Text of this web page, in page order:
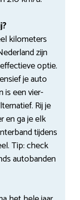
kilometers
zijn
optie.
je auto
is een vier-
Rij je
en ga je elk
tijdens
Tip: check
autobanden